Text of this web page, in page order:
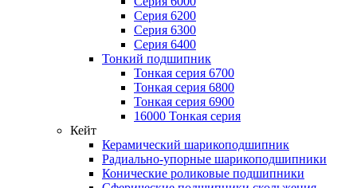
Серия 6200
Серия 6300
Серия 6400
Тонкий подшипник
Тонкая серия 6700
Тонкая серия 6800
Тонкая серия 6900
16000 Тонкая серия
Кейт
Керамический шарикоподшипник
Радиально-упорные шарикоподшипники
Конические роликовые подшипники